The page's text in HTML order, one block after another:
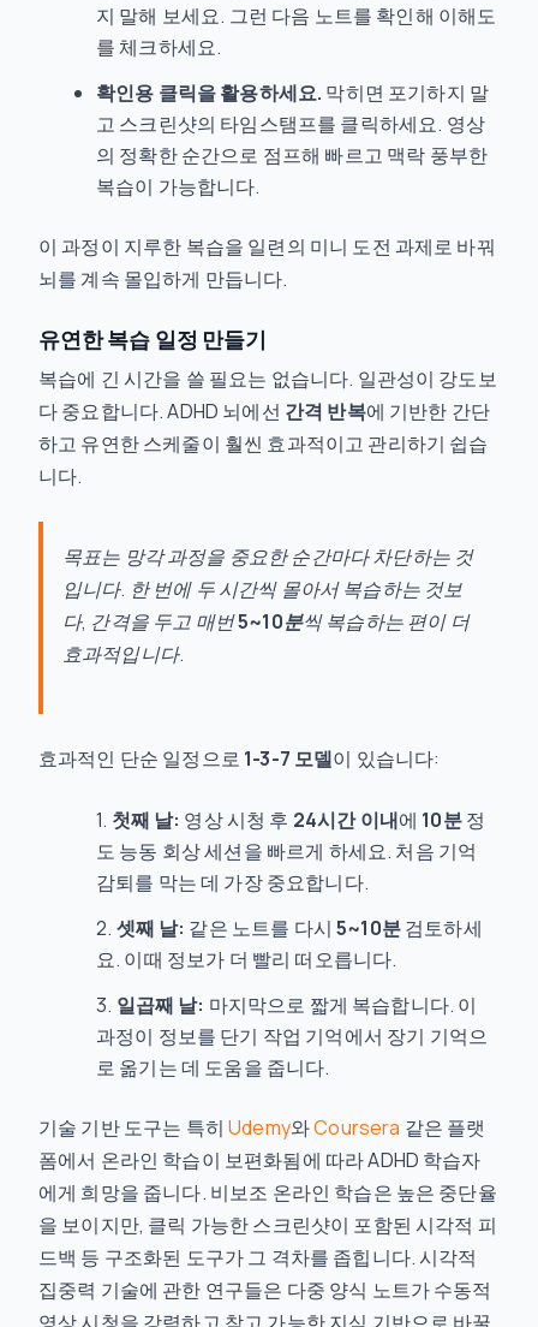
지 말해 보세요. 그런 다음 노트를 확인해 이해도
를 체크하세요.
확인용 클릭을 활용하세요. 막히면 포기하지 말
고 스크린샷의 타임스탬프를 클릭하세요. 영상
의 정확한 순간으로 점프해 빠르고 맥락 풍부한
복습이 가능합니다.
이 과정이 지루한 복습을 일련의 미니 도전 과제로 바꿔
뇌를 계속 몰입하게 만듭니다.
유연한 복습 일정 만들기
복습에 긴 시간을 쓸 필요는 없습니다. 일관성이 강도보
다 중요합니다. ADHD 뇌에선 간격 반복에 기반한 간단
하고 유연한 스케줄이 훨씬 효과적이고 관리하기 쉽습
니다.
목표는 망각 과정을 중요한 순간마다 차단하는 것
입니다. 한 번에 두 시간씩 몰아서 복습하는 것보
다, 간격을 두고 매번5~10분씩 복습하는 편이 더
효과적입니다.
효과적인 단순 일정으로 1-3-7 모델이 있습니다:
첫째 날: 영상 시청 후 24시간 이내에 10분정
도 능동 회상 세션을 빠르게 하세요. 처음 기억
감퇴를 막는 데 가장 중요합니다.
셋째 날: 같은 노트를 다시5~10분검토하세
요. 이때 정보가 더 빨리 떠오릅니다.
일곱째 날: 마지막으로 짧게 복습합니다. 이
과정이 정보를 단기 작업 기억에서 장기 기억으
로 옮기는 데 도움을 줍니다.
기술 기반 도구는 특히Udemy와Coursera 같은 플랫
폼에서 온라인 학습이 보편화됨에 따라 ADHD 학습자
에게 희망을 줍니다. 비보조 온라인 학습은 높은 중단율
을 보이지만, 클릭 가능한 스크린샷이 포함된 시각적 피
드백 등 구조화된 도구가 그 격차를 좁힙니다. 시각적
집중력 기술에 관한 연구들은 다중 양식 노트가 수동적